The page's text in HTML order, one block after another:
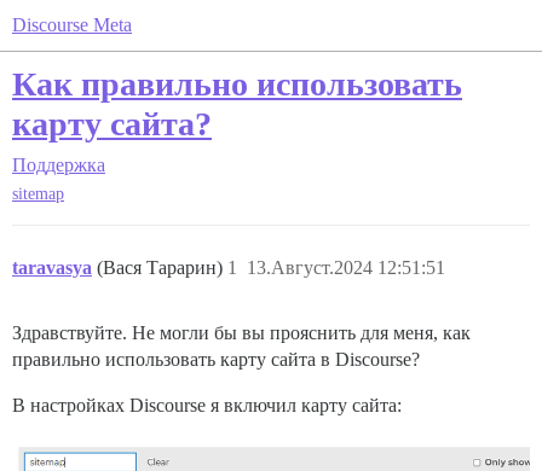
Discourse Meta
Как правильно использовать
карту сайта?
Поддержка
sitemap
taravasya (Вася Тарарин) 13.Август.2024 12:51:51
1
Здравствуйте. Не могли бы вы прояснить для меня, как
правильно использовать карту сайта в Discourse?
В настройках Discourse я включил карту сайта: